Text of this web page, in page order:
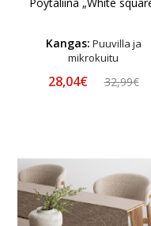
Kangas: Puuvilla ja
mikrokuitu
28,04€ 32,99€